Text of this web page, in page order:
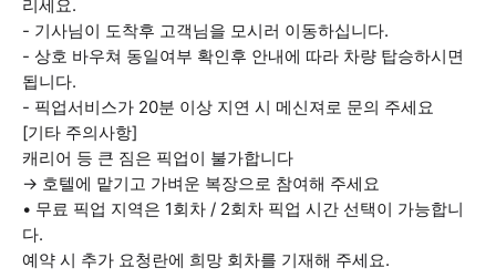
리세요.
- 기사님이 도착후 고객님을 모시러 이동하십니다.
- 상호 바우쳐 동일여부 확인후 안내에 따라 차량 탑승하시면
됩니다.
- 픽업서비스가 20분 이상 지연 시 메신져로 문의 주세요
[기타 주의사항]
캐리어 등 큰 짐은 픽업이 불가합니다
→ 호텔에 맡기고 가벼운 복장으로 참여해 주세요
• 무료 픽업 지역은 1회차 / 2회차 픽업 시간 선택이 가능합니
다.
예약 시 추가 요청란에 희망 회차를 기재해 주세요.